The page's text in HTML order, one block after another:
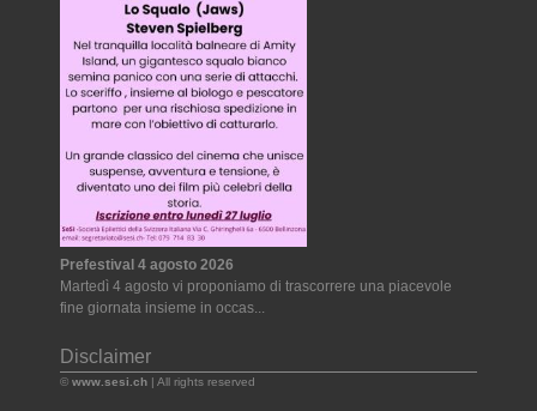
Prefestival 4 agosto 2026
Martedì 4 agosto vi proponiamo di trascorrere una piacevole
fine giornata insieme in occas...
Disclaimer
© www.sesi.ch | All rights reserved